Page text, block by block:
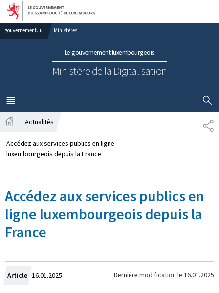
Aller au menu principal
Aller au contenu
gouvernement.lu Ministères
Le gouvernement luxembourgeois
Ministère de la Digitalisation
MENU
PRINCIPAL
Actualités
Accédez aux services publics en ligne
luxembourgeois depuis la France
Accédez aux services publics en
ligne luxembourgeois depuis la
France
Article Crée
le
16.01.2025 Dernière modification le 16.01.2025